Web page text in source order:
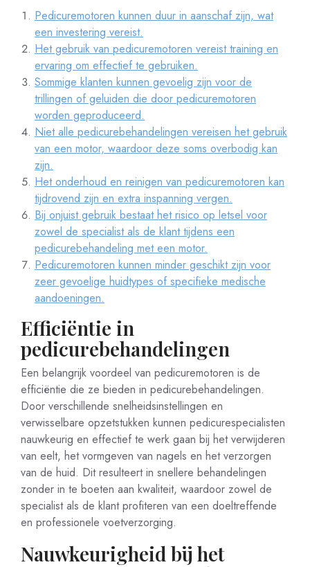
Pedicuremotoren kunnen duur in aanschaf zijn, wat
een investering vereist.
Het gebruik van pedicuremotoren vereist training en
ervaring om effectief te gebruiken.
Sommige klanten kunnen gevoelig zijn voor de
trillingen of geluiden die door pedicuremotoren
worden geproduceerd.
Niet alle pedicurebehandelingen vereisen het gebruik
van een motor, waardoor deze soms overbodig kan
zijn.
Het onderhoud en reinigen van pedicuremotoren kan
tijdrovend zijn en extra inspanning vergen.
Bij onjuist gebruik bestaat het risico op letsel voor
zowel de specialist als de klant tijdens een
pedicurebehandeling met een motor.
Pedicuremotoren kunnen minder geschikt zijn voor
zeer gevoelige huidtypes of specifieke medische
aandoeningen.
Efficiëntie in
pedicurebehandelingen
Een belangrijk voordeel van pedicuremotoren is de
efficiëntie die ze bieden in pedicurebehandelingen.
Door verschillende snelheidsinstellingen en
verwisselbare opzetstukken kunnen pedicurespecialisten
nauwkeurig en effectief te werk gaan bij het verwijderen
van eelt, het vormgeven van nagels en het verzorgen
van de huid. Dit resulteert in snellere behandelingen
zonder in te boeten aan kwaliteit, waardoor zowel de
specialist als de klant profiteren van een doeltreffende
en professionele voetverzorging.
Nauwkeurigheid bij het